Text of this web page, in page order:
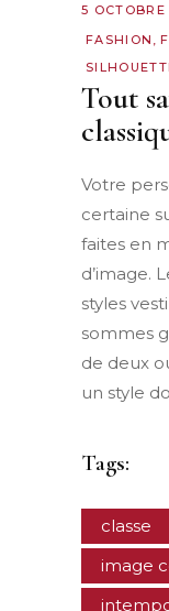
5
FASHION ,
Tout
Votre
certaine
faites en
d’image.
styles
sommes
de deux
un style
Tags:
classe
image